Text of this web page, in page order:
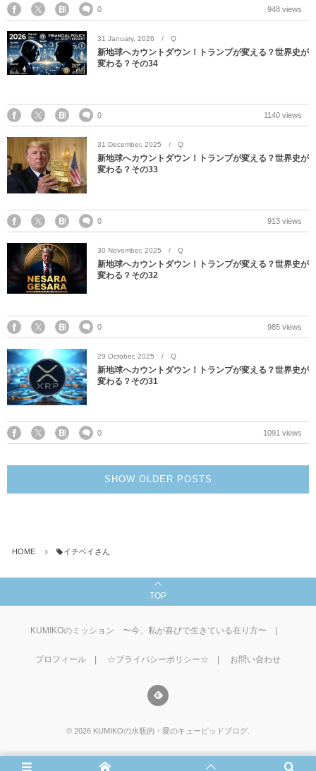
0 948 views
31 January, 2026 Q
新地球へカウントダウン！トランプが変える？世界史が
変わる？その34
0 1140 views
31 December, 2025 Q
新地球へカウントダウン！トランプが変える？世界史が
変わる？その33
0 913 views
30 November, 2025 Q
新地球へカウントダウン！トランプが変える？世界史が
変わる？その32
0 985 views
29 October, 2025 Q
新地球へカウントダウン！トランプが変える？世界史が
変わる？その31
0 1091 views
SHOW OLDER POSTS
HOME イチベイさん
TOP
KUMIKOのミッション 〜今、私が喜びで生きている在り方〜
プロフィール ☆プライバシーポリシー☆ お問い合わせ
© 2026 KUMIKOの水瓶的・愛のキューピッドブログ